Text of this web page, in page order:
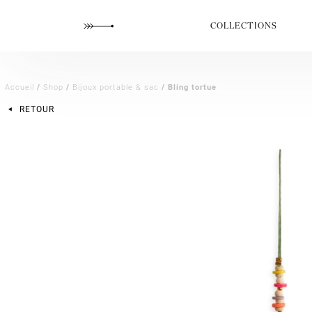
COLLECTIONS
Accueil / Shop / Bijoux portable & sac / Bling tortue
RETOUR